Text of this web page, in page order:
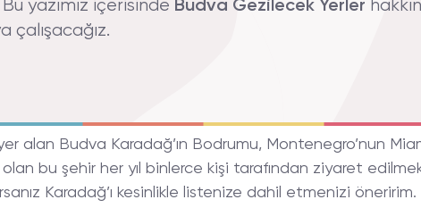
yazımız içerisinde Budva Gezilecek Yerler
çalışacağız.
yer alan Budva Karadağ’ın Bodrumu, Montenegro’nun
bu şehir her yıl binlerce kişi tarafından ziyaret
Karadağ’ı kesinlikle listenize dahil etmenizi öneririm.